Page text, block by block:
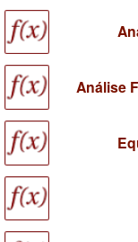
Análise